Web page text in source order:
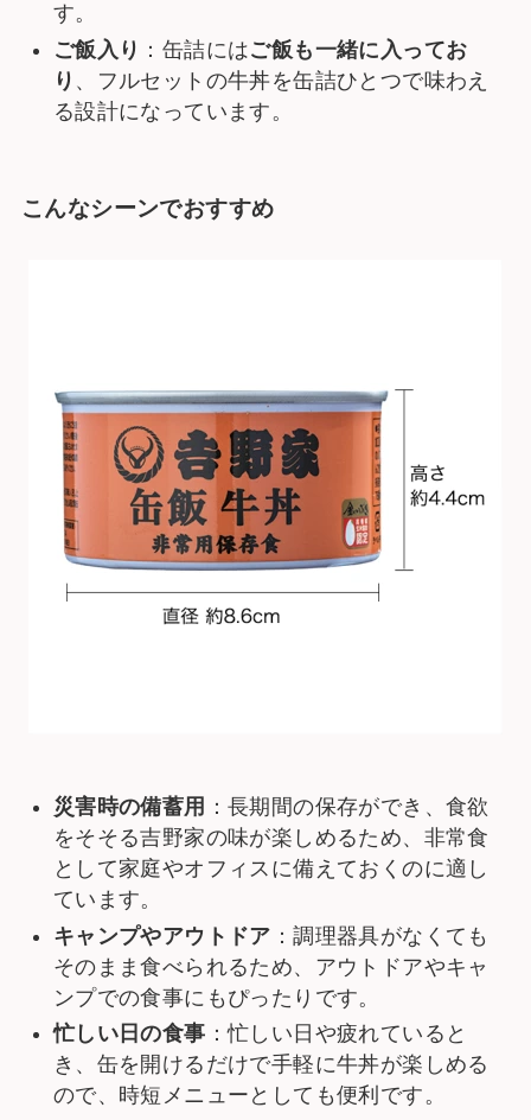
す。
ご飯入り ：缶詰にはご飯も一緒に入ってお
り 、フルセットの牛丼を缶詰ひとつで味わえ
る設計になっています。
こんなシーンでおすすめ
災害時の備蓄用 ：長期間の保存ができ、食欲
をそそる吉野家の味が楽しめるため、非常食
として家庭やオフィスに備えておくのに適し
ています。
キャンプやアウトドア ：調理器具がなくても
そのまま食べられるため、アウトドアやキャ
ンプでの食事にもぴったりです。
忙しい日の食事 ：忙しい日や疲れていると
き、缶を開けるだけで手軽に牛丼が楽しめる
ので、時短メニューとしても便利です。